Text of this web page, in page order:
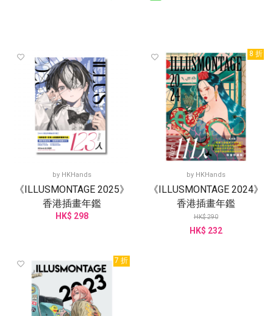
by HKHands
《ILLUSMONTAGE 2025》
香港插畫年鑑
HK$ 298
8 折
by HKHands
《ILLUSMONTAGE 2024》
香港插畫年鑑
HK$ 290
HK$ 232
7 折